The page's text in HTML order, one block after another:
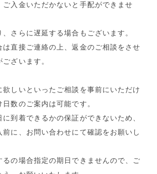
入金いただかないと手配ができませ
さらに遅延する場合もございます。
直接ご連絡の上、返金のご相談をさせ
ざいます。
欲しいといったご相談を事前にいただけ
数のご案内は可能です。
到着できるかの保証ができないため、
前に、お問い合わせにて確認をお願いし
の場合指定の期日できませんので、ご